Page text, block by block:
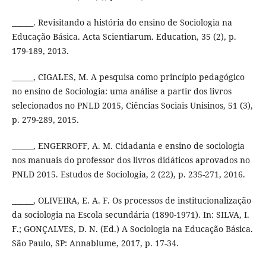
______. Revisitando a história do ensino de Sociologia na
Educação Básica. Acta Scientiarum. Education, 35 (2), p.
179-189, 2013.
______, CIGALES, M. A pesquisa como princípio pedagógico
no ensino de Sociologia: uma análise a partir dos livros
selecionados no PNLD 2015, Ciências Sociais Unisinos, 51 (3),
p. 279-289, 2015.
______, ENGERROFF, A. M. Cidadania e ensino de sociologia
nos manuais do professor dos livros didáticos aprovados no
PNLD 2015. Estudos de Sociologia, 2 (22), p. 235-271, 2016.
______, OLIVEIRA, E. A. F. Os processos de institucionalização
da sociologia na Escola secundária (1890-1971). In: SILVA, I.
F.; GONÇALVES, D. N. (Ed.) A Sociologia na Educação Básica.
São Paulo, SP: Annablume, 2017, p. 17-34.